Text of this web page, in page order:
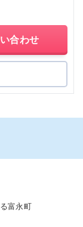
合わせ
富永町